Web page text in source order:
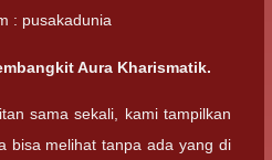
: pusakadunia
Aura Kharismatik.
sama sekali, kami tampilkan
bisa melihat tanpa ada yang di